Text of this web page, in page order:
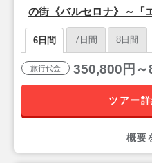
の街《バルセロナ》～「
き 6日間
6日間 7日間 8日間
旅行代金 350,800円～
ツアー
概要